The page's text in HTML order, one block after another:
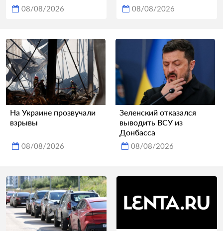
08/08/2026 08/08/2026
На Украине прозвучали
взрывы
08/08/2026
Зеленский отказался
выводить ВСУ из
Донбасса
08/08/2026